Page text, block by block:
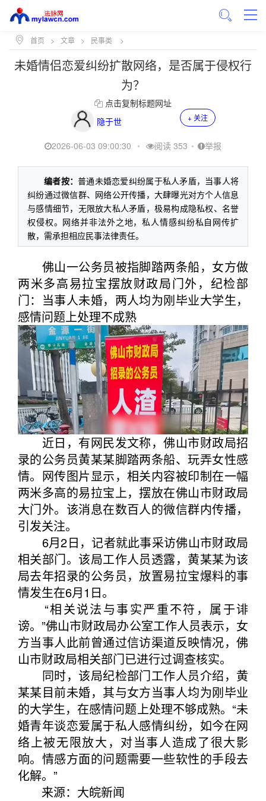
首页 > 文章 > 民事类 >
未婚情侣恋爱纠纷扩散网络，是否属于侵权行
为？
点击复制标题网址
隐于世
+ 关注
2026-06-03 09:00:30 • 阅读 353 • 举报
编者按：普通未婚恋爱纠纷属于私人矛盾，当事人将
纠纷通过微信群、网络公开传播，大肆曝光对方个人信息
与感情细节，无限放大私人矛盾，极易构成隐私权、名誉
权侵权。网络并非法外之地，私人情感纠纷私自网传扩
散，需承担相应民事法律责任。
佛山一公务员被指脚踏两条船，女方做
两米多高易拉宝摆放财政局门外，纪检部
门：当事人未婚，两人均为刚毕业大学生，
感情问题上处理不成熟
近日，有网民发文称，佛山市财政局招
录的公务员黄某某脚踏两条船、玩弄女性感
情。网传图片显示，相关内容被印制在一幅
两米多高的易拉宝上，摆放在佛山市财政局
大门外。该消息在数百人的微信群内传播，
引发关注。
6月2日，记者就此事采访佛山市财政局
相关部门。该局工作人员透露，黄某某为该
局去年招录的公务员，放置易拉宝爆料的事
情发生在6月1日。
“相关说法与事实严重不符，属于诽
谤。”佛山市财政局办公室工作人员表示，女
方当事人此前曾通过信访渠道反映情况，佛
山市财政局相关部门已进行过调查核实。
同时，该局纪检部门工作人员介绍，黄
某某目前未婚，其与女方当事人均为刚毕业
的大学生，在感情问题上处理不够成熟。“未
婚青年谈恋爱属于私人感情纠纷，如今在网
络上被无限放大，对当事人造成了很大影
响。情感方面的问题需要一些软性的手段去
化解。”
来源：大皖新闻